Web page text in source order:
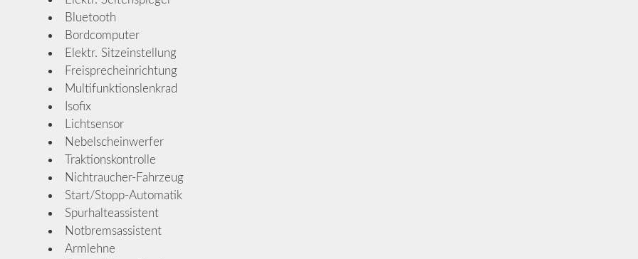
Bluetooth
Bordcomputer
Elektr. Sitzeinstellung
Freisprecheinrichtung
Multifunktionslenkrad
Isofix
Lichtsensor
Nebelscheinwerfer
Traktionskontrolle
Nichtraucher-Fahrzeug
Start/Stopp-Automatik
Spurhalteassistent
Notbremsassistent
Armlehne